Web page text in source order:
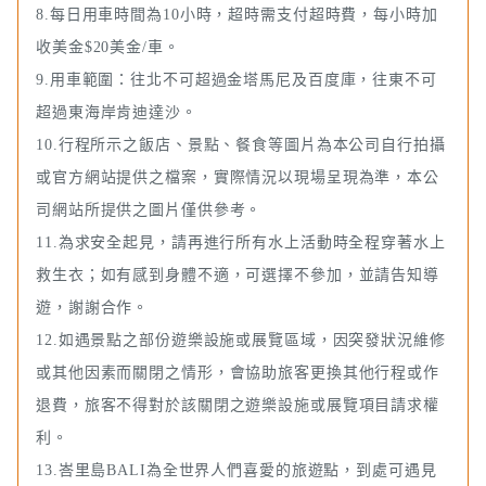
8.每日用車時間為10小時，超時需支付超時費，每小時加
收美金$20美金/車。
9.用車範圍：往北不可超過金塔馬尼及百度庫，往東不可
超過東海岸肯迪達沙。
10.行程所示之飯店、景點、餐食等圖片為本公司自行拍攝
或官方網站提供之檔案，實際情況以現場呈現為準，本公
司網站所提供之圖片僅供參考。
11.為求安全起見，請再進行所有水上活動時全程穿著水上
救生衣；如有感到身體不適，可選擇不參加，並請告知導
遊，謝謝合作。
12.如遇景點之部份遊樂設施或展覽區域，因突發狀況維修
或其他因素而關閉之情形，會協助旅客更換其他行程或作
退費，旅客不得對於該關閉之遊樂設施或展覽項目請求權
利。
13.峇里島BALI為全世界人們喜愛的旅遊點，到處可遇見